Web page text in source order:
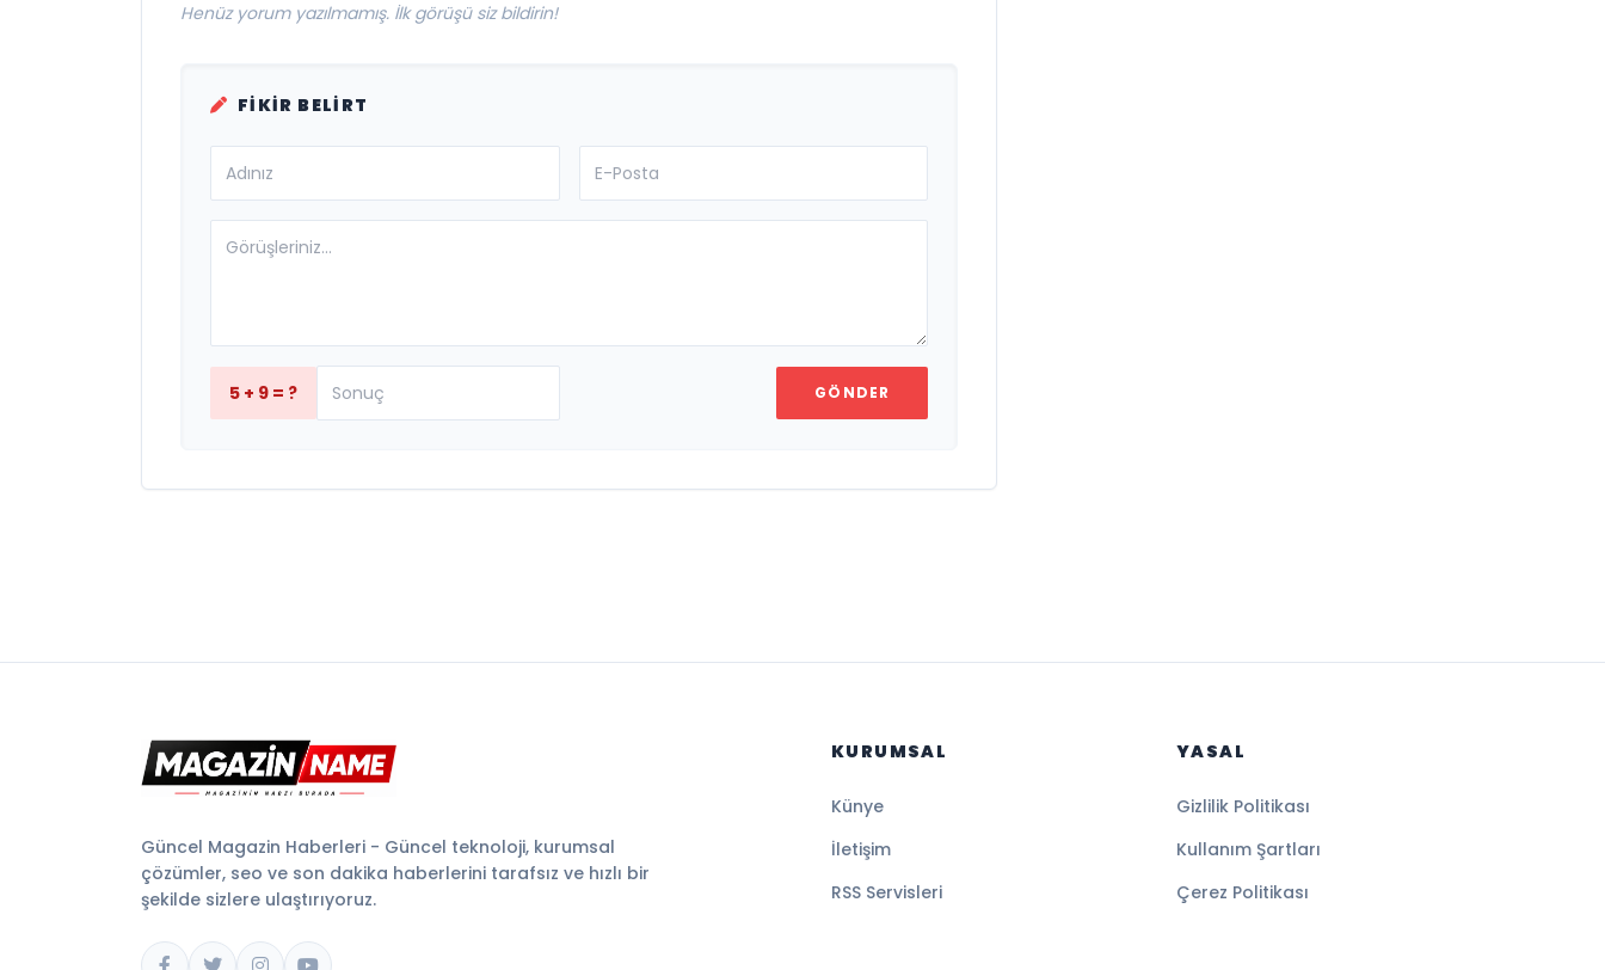
Henüz yorum yazılmamış. İlk görüşü siz bildirin!
FIKIR BELIRT
5 + 9 = ? GÖNDER
Güncel Magazin Haberleri - Güncel teknoloji, kurumsal
çözümler, seo ve son dakika haberlerini tarafsız ve hızlı bir
şekilde sizlere ulaştırıyoruz.
KURUMSAL
Künye
İletişim
RSS Servisleri
YASAL
Gizlilik Politikası
Kullanım Şartları
Çerez Politikası